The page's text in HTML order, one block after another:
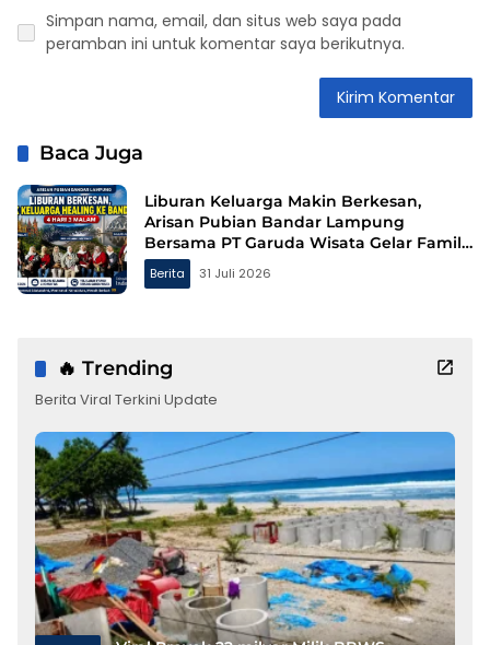
Simpan nama, email, dan situs web saya pada
peramban ini untuk komentar saya berikutnya.
Baca Juga
Liburan Keluarga Makin Berkesan,
Arisan Pubian Bandar Lampung
Bersama PT Garuda Wisata Gelar Family
Gathering ke Bandung
Berita 31 Juli 2026
🔥 Trending
Berita Viral Terkini Update